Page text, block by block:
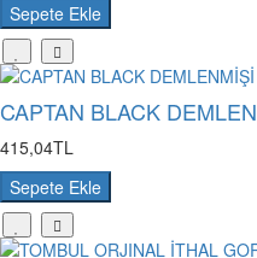
Sepete Ekle
CAPTAN BLACK
415,04TL
Sepete Ekle